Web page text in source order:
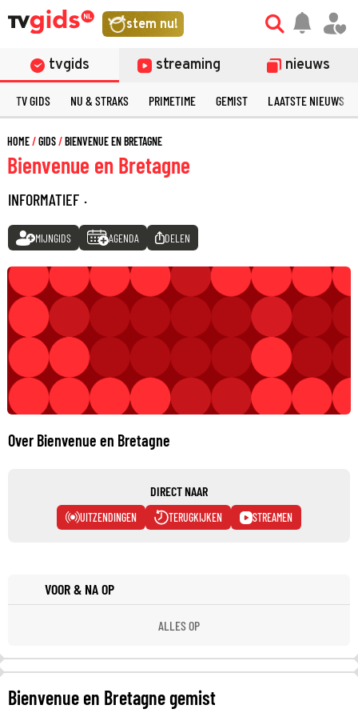
stem nu!
tvgids streaming nieuws
TV GIDS NU & STRAKS PRIMETIME GEMIST LAATSTE NIEUWS
HOME GIDS BIENVENUE EN BRETAGNE
Bienvenue en Bretagne
INFORMATIEF ·
MIJNGIDS AGENDA DELEN
Over Bienvenue en Bretagne
DIRECT NAAR
UITZENDINGEN TERUGKIJKEN STREAMEN
VOOR & NA OP
ALLES OP
Bienvenue en Bretagne gemist